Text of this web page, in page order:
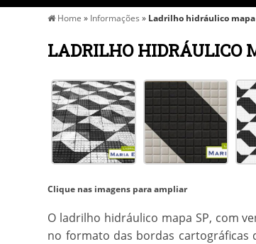
Home » Informações» Ladrilho hidráulico mapa
LADRILHO HIDRÁULICO
Clique nas imagens para ampliar
O ladrilho hidráulico mapa SP, com
no formato das bordas cartográficas